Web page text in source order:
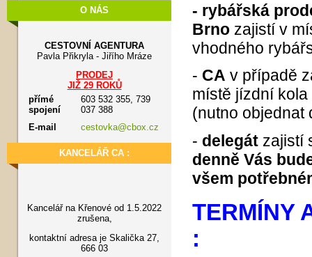
O NÁS
CESTOVNÍ AGENTURA
Pavla Přikryla - Jiřího Mráze
PRODEJ
JIŽ 29 ROKŮ
přímé
spojení
603 532 355, 739
037 388
E-mail
cestovka@cbox.cz
KANCELÁŘ CA :
Kancelář na Křenové od 1.5.2022
zrušena,
kontaktní adresa je Skalička 27,
666 03
- rybářská
Brno zajistí v
vhodného
- CA v případě
místě jízdní
(nutno objednat
- delegátzajistí
denně Vás
všem
TERMÍNY
: